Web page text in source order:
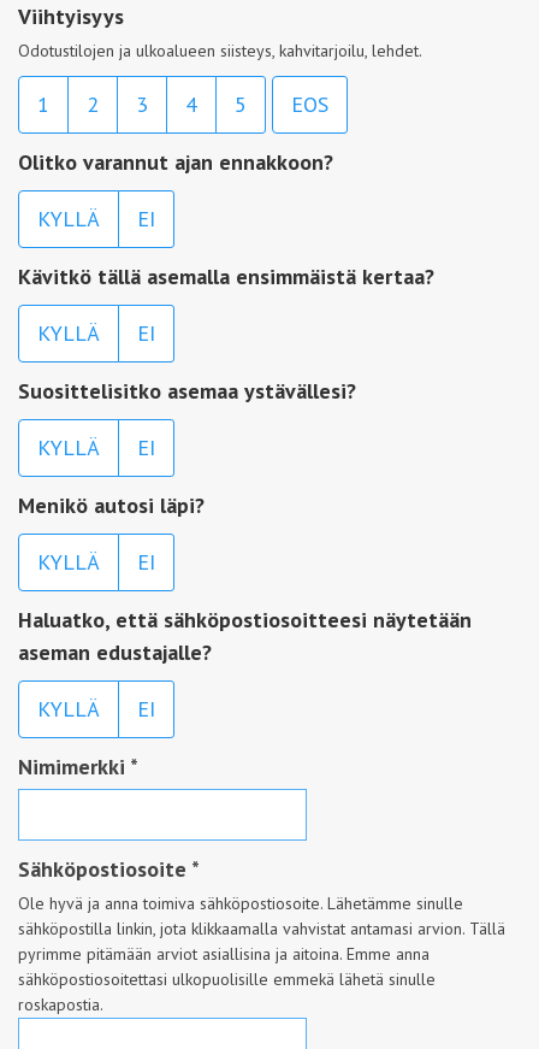
Viihtyisyys
Odotustilojen ja ulkoalueen siisteys, kahvitarjoilu, lehdet.
1 2 3 4 5 EOS
Olitko varannut ajan ennakkoon?
KYLLÄ EI
Kävitkö tällä asemalla ensimmäistä kertaa?
KYLLÄ EI
Suosittelisitko asemaa ystävällesi?
KYLLÄ EI
Menikö autosi läpi?
KYLLÄ EI
Haluatko, että sähköpostiosoitteesi näytetään
aseman edustajalle?
KYLLÄ EI
Nimimerkki *
Sähköpostiosoite *
Ole hyvä ja anna toimiva sähköpostiosoite. Lähetämme sinulle
sähköpostilla linkin, jota klikkaamalla vahvistat antamasi arvion. Tällä
pyrimme pitämään arviot asiallisina ja aitoina. Emme anna
sähköpostiosoitettasi ulkopuolisille emmekä lähetä sinulle
roskapostia.